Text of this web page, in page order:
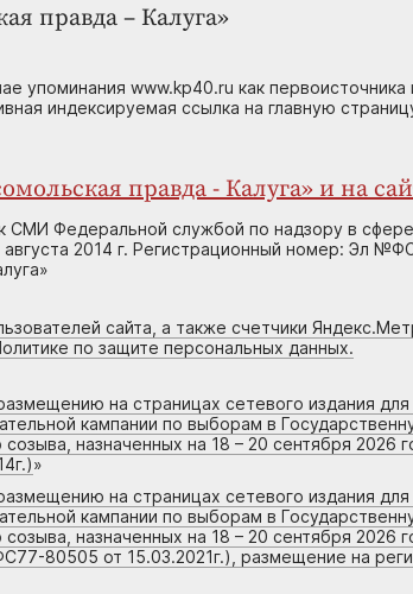
правда – Калуга»
упоминания www.kp40.ru как
индексируемая ссылка на главную
правда - Калуга» и на
СМИ Федеральной службой по надзору в сфере
2014 г. Регистрационный номер: Эл
сайта, а также счетчики
по защите персональных данных.
на страницах сетевого издания
кампании по выборам в
назначенных на 18 – 20 сентября 2026
»
на страницах сетевого издания
кампании по выборам в
назначенных на 18 – 20 сентября 2026
80505 от 15.03.2021г.), размещение на